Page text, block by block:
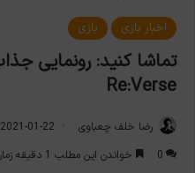
اخبار بازی بازی
Re:Verse
رضا خلف چعباوی 2021-01-22
0
خواندن این مطلب 1 دقیقه زمان میبرد